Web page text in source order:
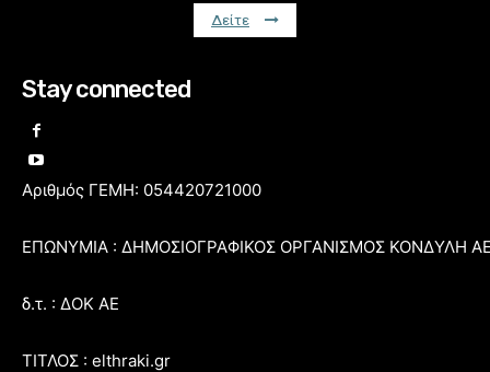
Δείτε
Stay connected
Αριθμός ΓΕΜΗ: 054420721000
ΕΠΩΝΥΜΙΑ : ΔΗΜΟΣΙΟΓΡΑΦΙΚΟΣ ΟΡΓΑΝΙΣΜΟΣ ΚΟΝΔΥΛΗ
δ.τ. : ΔΟΚ ΑΕ
ΤΙΤΛΟΣ : elthraki.gr